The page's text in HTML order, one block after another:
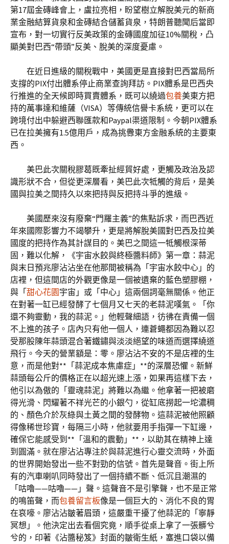
第17屆金磚峰會上，盧拉亮相，盼望樹立解脫美元的新商
業金融結算貨泉和金磚結合儲蓄貨泉，特朗普聽聞后當即
宣布，對一切實行反美政策的金磚國度加征10%關稅，凸
顯美對巴西“帶頭”反美、脫美的深度憂慮。
在近日進級的關稅戰中，美國更是直接對巴西當局所
支撐的PIX付出體系停止商業查詢拜訪。PIX體系是巴西央
行推進的全天候即時買賣體系，既可以繞過包養美東方把
持的萬事達和維薩（VISA）等傳統信譽卡系統，更可以在
跨境付出中躲避西聯匯款和Paypal渠道限制。今朝PIX體系
已在拉美擁有1.5億用戶，成為挑釁東方金融系統的主要東
西。
美巴此次關稅膠葛既牽扯經貿好處，更觸及政治及認
識形狀不合，但從更深層看，美巴此次牴觸的背后，是美
國與拉美之間持久以來把持與反把持斗爭的進級。
美國歷來沒有廢棄“門羅主義”的焦點訴求，而巴西近
年來國際影響力不竭攀升，更是將解脫美國對巴西及拉美
國度的把持作為其計謀目的。美巴之間這一牴觸根深蒂
固，難以化解，《宇宙水餃與終極醬料師》第一章：蒜泥
與末日預兆廖沾沾坐在他那間被稱為「宇宙水餃中心」的
店裡，但這間店的外觀更像是一個被遺棄的藍色塑膠棚，
與「甜心花園宇宙」或「中心」這兩個詞毫無關係。他正
在對著一缸已經發酵了七個月又七天的老蒜泥嘆氣。「你
還不夠靈動，我的蒜泥。」他輕聲細語，彷彿在責備一個
不上進的孩子。店內只有他一個人，連蒼蠅都因為難以忍
受那股陳年蒜頭混合著鐵鏽與淡淡絕望的味道而選擇繞道
飛行。今天的營業額是：零。廖沾沾不安的不是店裡的生
意，而是他對**「蒜泥成本焦慮症」**的深層恐懼。新鮮
蒜頭每公斤的價格正在以超光速上漲，如果再這樣下去，
他引以為傲的「靈魂蒜泥」將難以為繼。他拿著一把被磨
得光滑、閃耀著不祥光芒的小銀勺，從缸底撈起一坨濃稠
的、顏色介於灰綠與土黃之間的發酵物。這蒜泥被他照顧
得像稀世珍寶，每隔三小時，他就要用手指彈一下缸邊，
確保它能感受到**「溫和的震動」**，以助其在精神上達
到圓滿。就在廖沾沾專注於與蒜泥進行心靈交流時，外面
的世界開始發出一些不對勁的信號。首先是聲音。街上所
有的汽車喇叭同時發出了一個持續不斷、低沉且潮濕的
「咕嚕——咕嚕——」聲。這聲音不是引擎聲，也不是正常
的鳴笛聲，而包養留言板像是一個巨大的、消化不良的胃
在哀嚎。廖沾沾皺著眉頭，這嚴重干擾了他蒜泥的「寧靜
冥想」。他決定出去看個究竟，順手從桌上拿了一張髒兮
兮的，印著《沾醬秘笈》封面的皺衛生紙，塞進口袋以備